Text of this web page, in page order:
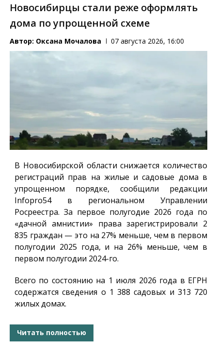
Новосибирцы стали реже оформлять
дома по упрощенной схеме
Автор: Оксана Мочалова 07 августа 2026, 16:00
В Новосибирской области снижается количество
регистраций прав на жилые и садовые дома в
упрощенном порядке, сообщили редакции
Infopro54в региональном Управлении
Росреестра. За первое полугодие 2026 года по
«дачной амнистии» права зарегистрировали 2
835 граждан — это на 27% меньше, чем в первом
полугодии 2025 года, и на 26% меньше, чем в
первом полугодии 2024-го.
Всего по состоянию на 1 июля 2026 года в ЕГРН
содержатся сведения о 1 388 садовых и 313 720
жилых домах.
Читать полностью